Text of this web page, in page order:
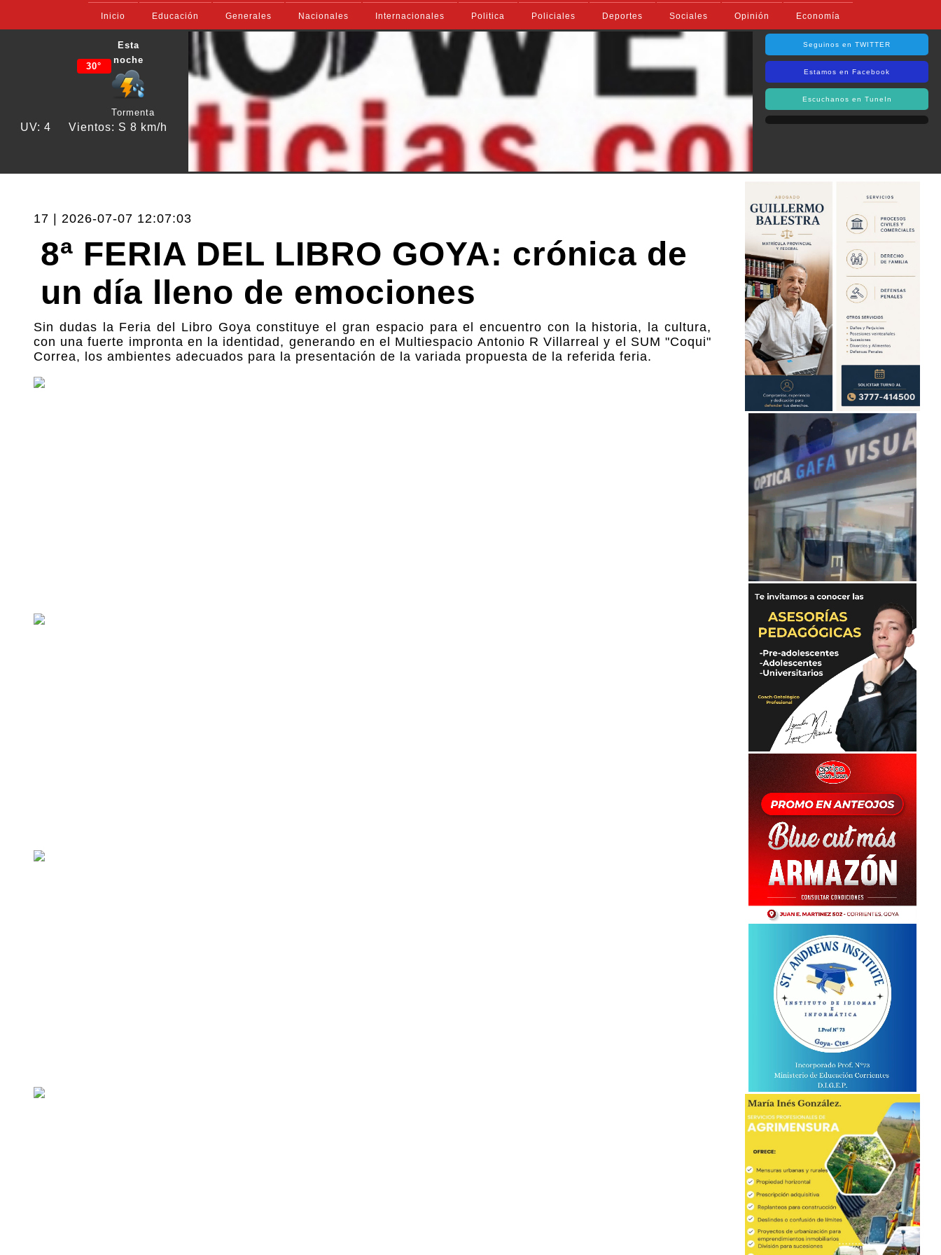
Inicio Educación Generales Nacionales Internacionales Politica Policiales Deportes Sociales Opinión Economía
30°
Esta
noche
Tormenta
UV: 4 Vientos: S 8 km/h
Seguinos en TWITTER
Estamos en Facebook
Escuchanos en TuneIn
17 | 2026-07-07 12:07:03
8ª FERIA DEL LIBRO GOYA: crónica de
un día lleno de emociones
Sin dudas la Feria del Libro Goya constituye el gran espacio para el encuentro con la historia, la cultura,
con una fuerte impronta en la identidad, generando en el Multiespacio Antonio R Villarreal y el SUM "Coqui"
Correa, los ambientes adecuados para la presentación de la variada propuesta de la referida feria.